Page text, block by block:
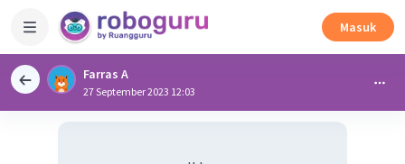
Masuk
Farras A
27 September 2023 12:03